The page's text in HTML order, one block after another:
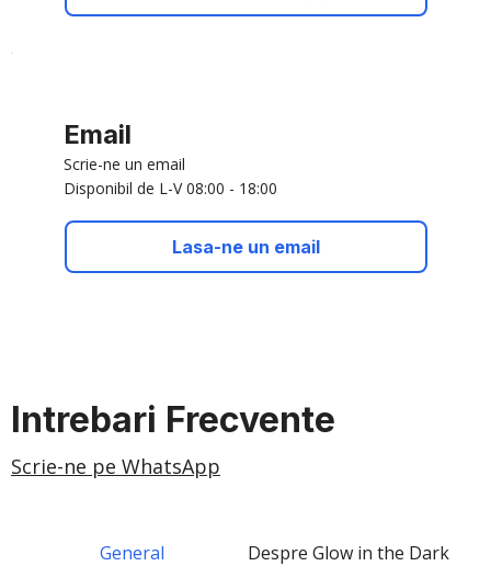
Email
Scrie-ne un email
Disponibil de L-V 08:00 - 18:00
Lasa-ne un email
Intrebari Frecvente
Scrie-ne pe WhatsApp
General Despre Glow in the Dark